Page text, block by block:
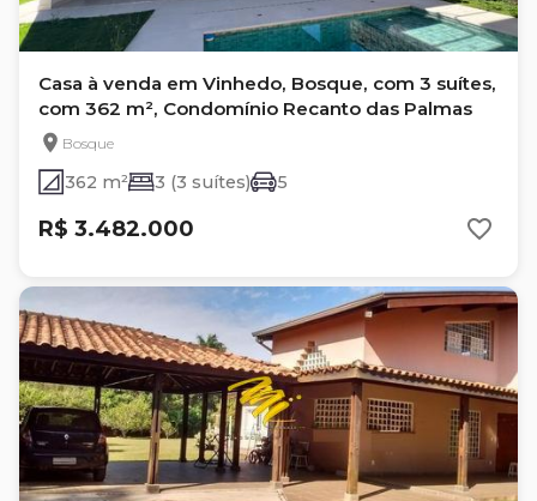
Casa à venda em Vinhedo, Bosque, com 3 suítes,
com 362 m², Condomínio Recanto das Palmas
Bosque
362 m² 3 (3 suítes) 5
R$ 3.482.000